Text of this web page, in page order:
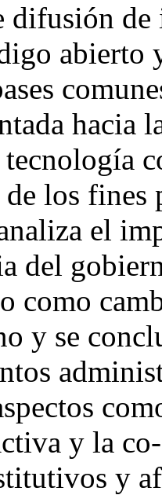
difusión
abierto
hacia
los fines
el
del
como
y se
y la
y